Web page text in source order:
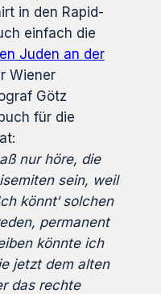
in den Rapid-
einfach die
Juden an der
Wiener
Götz
für die
nur höre, die
sein, weil
könnt‘ solchen
permanent
könnte ich
jetzt dem alten
das rechte